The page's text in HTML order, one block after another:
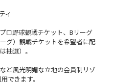
ィ
ロ野球観戦チケット、Bリーグ
グ）観戦チケットを希望者に配
抽選）。
ど風光明媚な立地の会員制リゾ
できます。